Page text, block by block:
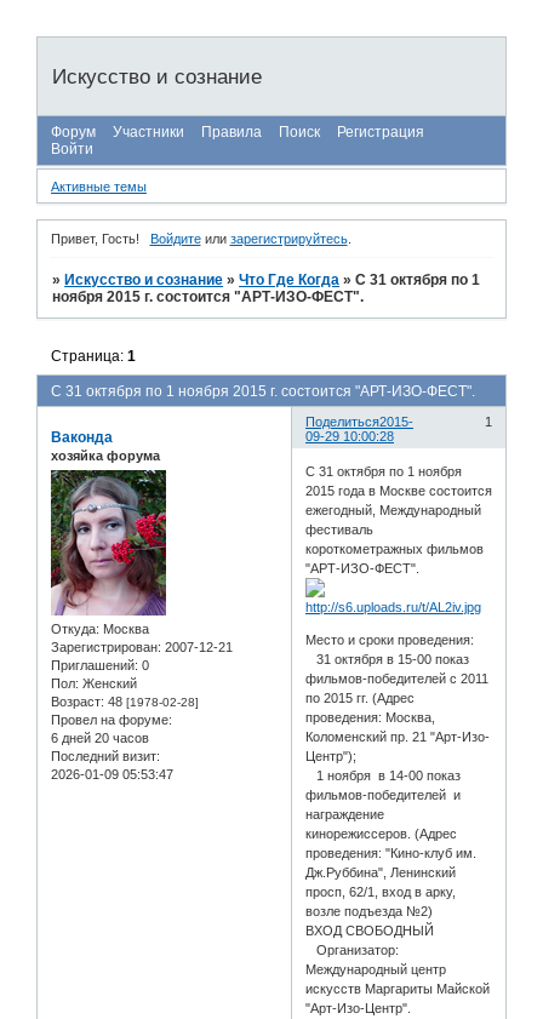
Искусство и сознание
Форум Участники Правила Поиск
Регистрация
Войти
Активные темы
Привет, Гость! Войдитеили зарегистрируйтесь.
» Искусство и сознание »Что Где Когда »С 31 октября по 1
ноября 2015 г. состоится "АРТ-ИЗО-ФЕСТ".
С 31 октября по 1 ноября 2015 г. состоится "АРТ-ИЗО-ФЕСТ".
Страница:1
Поделиться 1
2015-
09-29 10:00:28
Ваконда
хозяйка форума
Откуда: Москва
Зарегистрирован: 2007-12-21
Приглашений: 0
Пол: Женский
Возраст: 48 [1978-02-28]
Провел на форуме:
6 дней 20 часов
Последний визит:
2026-01-09 05:53:47
С 31 октября по 1 ноября
2015 года в Москве состоится
ежегодный, Международный
фестиваль
короткометражных фильмов
"АРТ-ИЗО-ФЕСТ".
Место и сроки проведения:
31 октября в 15-00 показ
фильмов-победителей с 2011
по 2015 гг. (Адрес
проведения: Москва,
Коломенский пр. 21 "Арт-Изо-
Центр");
1 ноября в 14-00 показ
фильмов-победителей и
награждение
кинорежиссеров. (Адрес
проведения: "Кино-клуб им.
Дж.Руббина", Ленинский
просп, 62/1, вход в арку,
возле подъезда №2)
ВХОД СВОБОДНЫЙ
Организатор:
Международный центр
искусств Маргариты Майской
"Арт-Изо-Центр".